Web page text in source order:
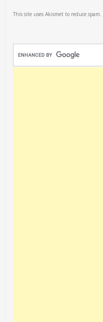
This site uses Akismet to reduce spam.